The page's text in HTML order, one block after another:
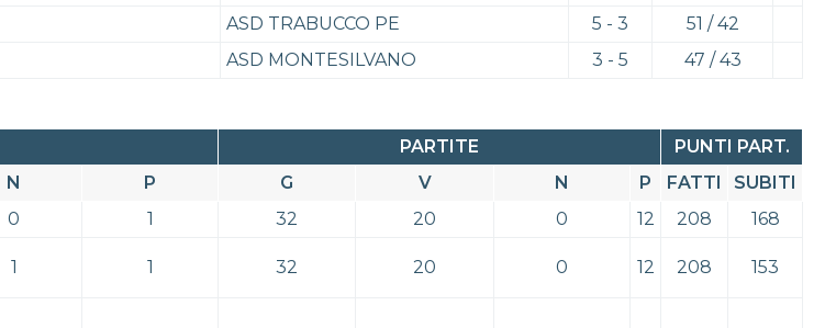
ASD TRABUCCO PE 5 - 3
51 / 42
ASD MONTESILVANO 3 - 5 47 / 43
PARTITE
PUNTI PART.
N P G V N P FATTI
SUBITI
0 1 32 20 0 12 208
168
1 1 32 20 0 12 208 153